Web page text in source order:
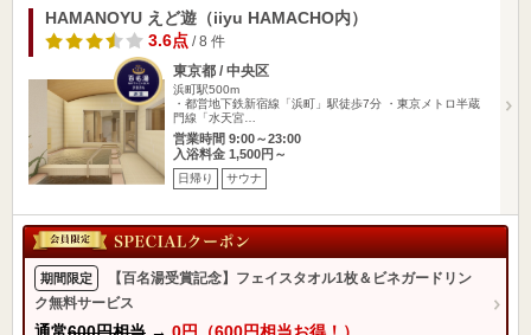
HAMANOYU えど遊（iiyu HAMACHO内）
3.6点 / 8 件
東京都 / 中央区
浜町駅500m
・都営地下鉄新宿線「浜町」駅徒歩7分 ・東京メトロ半蔵
門線「水天宮…
営業時間 9:00～23:00
入浴料金 1,500円～
日帰り サウナ
期間限定
【百名湯受賞記念】フェイスタオル1枚＆ビネガードリン
ク無料サービス